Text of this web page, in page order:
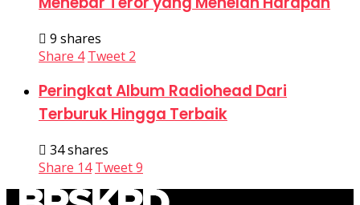
9 shares
Share 4 Tweet 2
Peringkat Album Radiohead Dari
Terburuk Hingga Terbaik
34 shares
Share 14 Tweet9